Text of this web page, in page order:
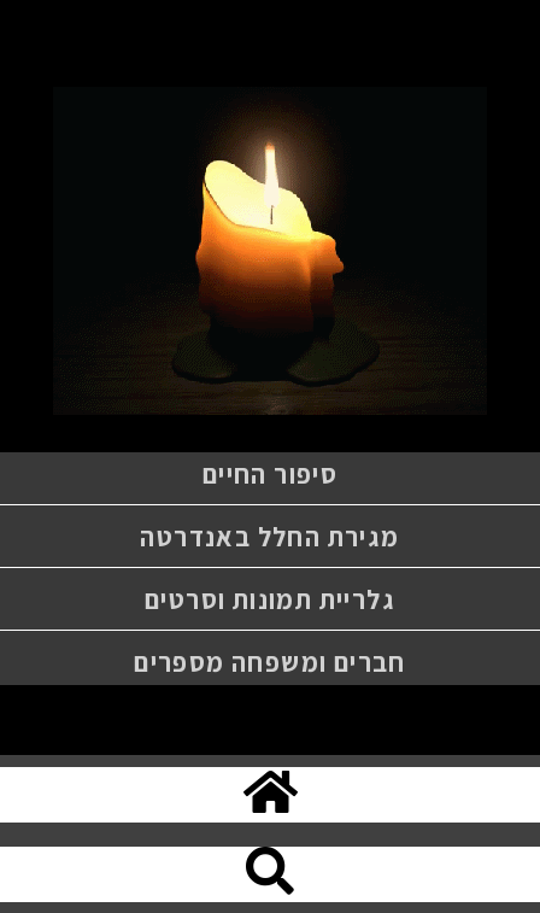
סיפור החיים
מגירת החלל באנדרטה
גלריית תמונות וסרטים
חברים ומשפחה מספרים